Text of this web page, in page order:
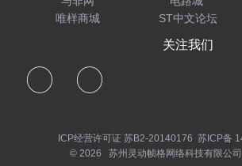
唯样商城
ST中文论坛
关注我们
ICP经营许可证 苏B2-20140176 苏ICP备
© 2026 苏州灵动帧格网络科技有限公